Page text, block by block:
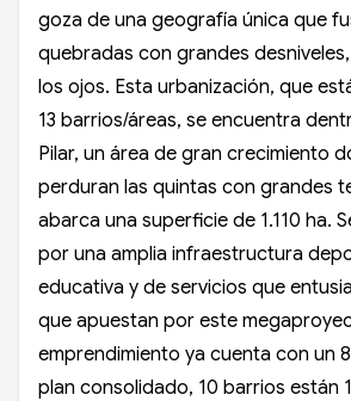
goza de una geografía única que
quebradas con grandes
los ojos. Esta urbanización, que
13 barrios/áreas, se encuentra
Pilar, un área de gran crecimiento
perduran las quintas con grandes
abarca una superficie de 1.110 ha.
por una amplia infraestructura
educativa y de servicios que
que apuestan por este
emprendimiento ya cuenta con un
plan consolidado, 10 barrios están